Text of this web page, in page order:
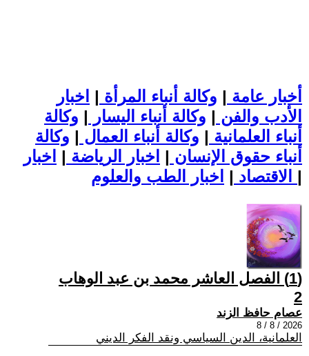
أخبار عامة | وكالة أنباء المرأة | اخبار
الأدب والفن | وكالة أنباء اليسار | وكالة
أنباء العلمانية | وكالة أنباء العمال | وكالة
أنباء حقوق الإنسان | اخبار الرياضة | اخبار
الاقتصاد | |
(1) الفصل العاشر محمد بن عبد الوهاب
2
عصام حافظ الزند
2026 / 8 / 8
العلمانية، الدين السياسي ونقد الفكر الديني